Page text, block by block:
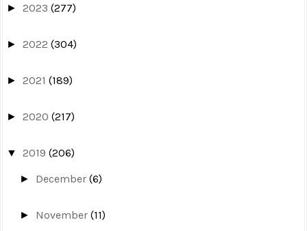
► 2023 (277)
► 2022 (304)
► 2021 (189)
► 2020 (217)
▼ 2019 (206)
► December(6)
► November(11)